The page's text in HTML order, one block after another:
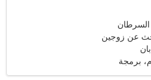
عن زوجين
برمجة